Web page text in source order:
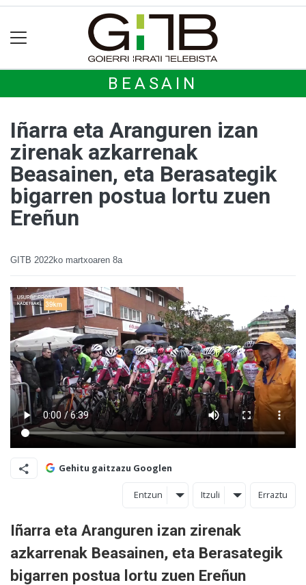
BEASAIN
Iñarra eta Aranguren izan
zirenak azkarrenak
Beasainen, eta Berasategik
bigarren postua lortu zuen
Ereñun
GITB 2022ko martxoaren 8a
Gehitu gaitzazu Googlen
Entzun Itzuli Erraztu
Iñarra eta Aranguren izan zirenak
azkarrenak Beasainen, eta Berasategik
bigarren postua lortu zuen Ereñun